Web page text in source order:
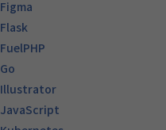
Figma
Flask
FuelPHP
Go
Illustrator
JavaScript